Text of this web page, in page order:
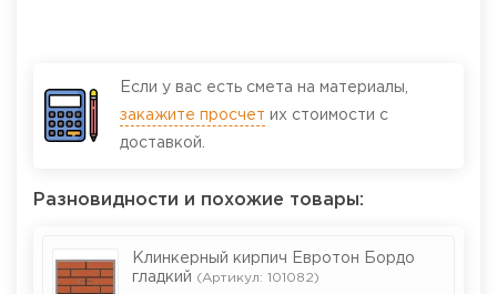
Если у вас есть смета на материалы,
закажите просчет их стоимости с
доставкой.
Разновидности и похожие товары:
Клинкерный кирпич Евротон Бордо
гладкий (Артикул: 101082)